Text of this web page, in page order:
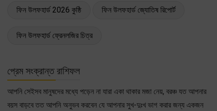
ফিন উলফহার্ড 2026 কুষ্ঠি ফিন উলফহার্ড জ্যোতিষ রিপোর্ট
ফিন উলফহার্ড ফ্রেনলজির চিত্র
প্রেম সংক্রান্ত রাশিফল
আপনি সেইসব মানুষদের মধ্যে পড়েন না যারা একা থাকার মজা নেয়, বরঞ্চ যত আপনার
বয়স বাড়বে তত আপনি অনুভব করবেন যে আপনার সুখ-দুঃখ ভাগ করার জন্য একজন